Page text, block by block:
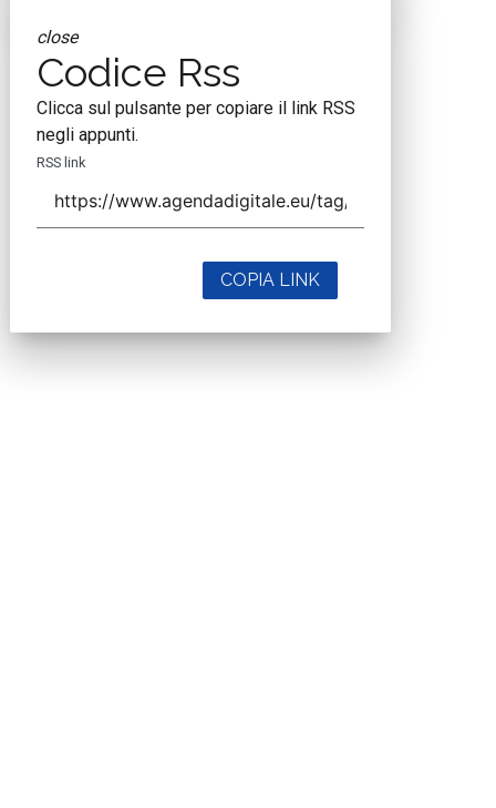
close
Codice Rss
Clicca sul pulsante per copiare il link RSS
negli appunti.
RSS link
COPIA LINK